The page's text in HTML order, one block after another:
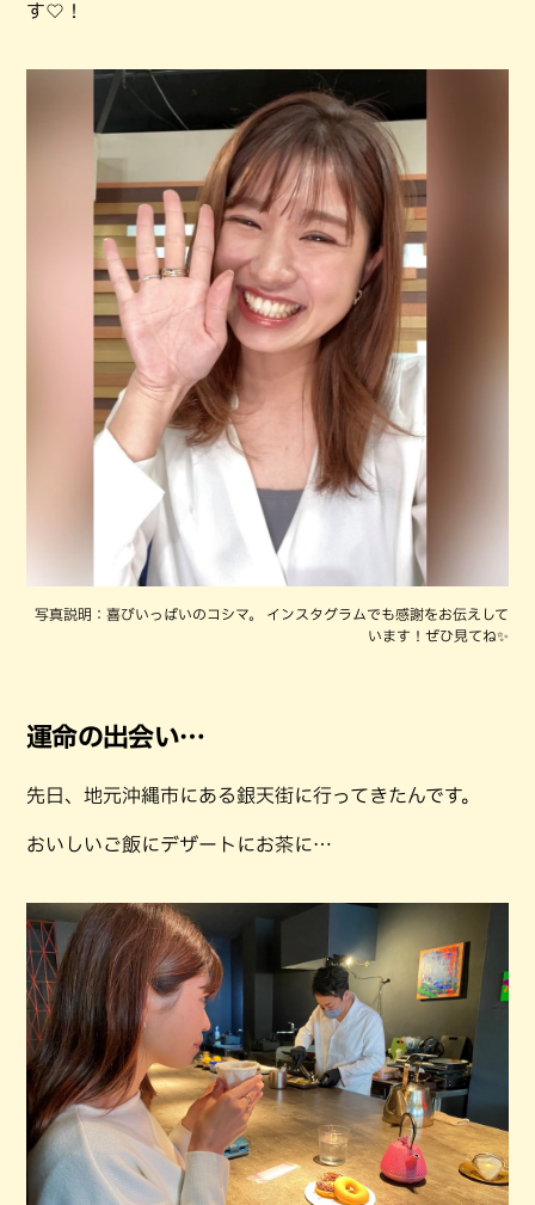
す♡！
写真説明：喜びいっぱいのコシマ。 インスタグラムでも感謝をお伝えして
います！ぜひ見てね✨
運命の出会い…
先日、地元沖縄市にある銀天街に行ってきたんです。
おいしいご飯にデザートにお茶に…